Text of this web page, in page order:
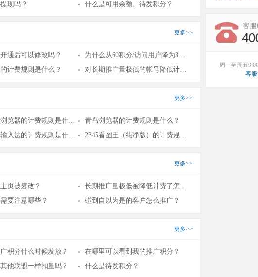
现吗？ 什么是可用余额、待发积分？
更多>>
通后可以修改吗？
为什么从60积分/访问用户降为30积分/访问用户了？
计费规则是什么？ 对长期推广量极低的帐号降低计费积分
更多>>
2345加速浏览器的计费规则是什么？
青鸟浏览器的计费规则是什么？
2345王牌输入法的计费规则是什么？ 2345看图王（纯净版）的计费规则是什么？
更多>>
页被篡改？
长期推广量极低被降低计费了怎么办?
要注意哪些？ 碰到自以为是的客户怎么推广？
更多>>
积分什么时候发放？
在哪里可以看到我的推广积分？
他联盟一样扣量吗？ 什么是待发积分？
客服
周一至周五
客